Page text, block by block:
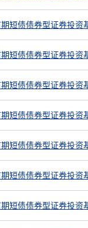
短债债券型证券投资
短债债券型证券投资
短债债券型证券投资
短债债券型证券投资
短债债券型证券投资
短债债券型证券投资
短债债券型证券投资